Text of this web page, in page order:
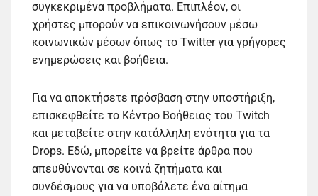
συγκεκριμένα προβλήματα. Επιπλέον, οι
χρήστες μπορούν να επικοινωνήσουν μέσω
κοινωνικών μέσων όπως το Twitter για γρήγορες
ενημερώσεις και βοήθεια.
Για να αποκτήσετε πρόσβαση στην υποστήριξη,
επισκεφθείτε το Κέντρο Βοήθειας του Twitch
και μεταβείτε στην κατάλληλη ενότητα για τα
Drops. Εδώ, μπορείτε να βρείτε άρθρα που
απευθύνονται σε κοινά ζητήματα και
συνδέσμους για να υποβάλετε ένα αίτημα